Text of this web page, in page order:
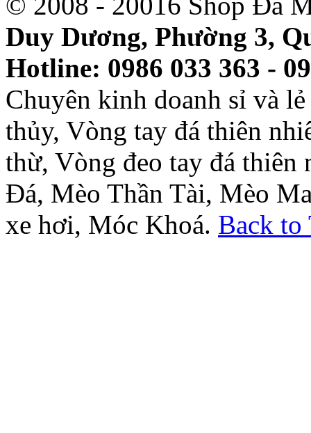
Duy Dương, Phường 3,
Hotline: 0986 033 363 -
Chuyên kinh doanh sỉ và
thủy, Vòng tay đá thiên
thừ, Vòng đeo tay đá thiên
Đá, Mèo Thần Tài, Mèo
xe hơi, Móc Khoá. Back to